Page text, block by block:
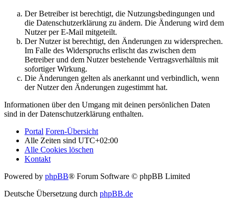
Der Betreiber ist berechtigt, die Nutzungsbedingungen und
die Datenschutzerklärung zu ändern. Die Änderung wird dem
Nutzer per E-Mail mitgeteilt.
Der Nutzer ist berechtigt, den Änderungen zu widersprechen.
Im Falle des Widerspruchs erlischt das zwischen dem
Betreiber und dem Nutzer bestehende Vertragsverhältnis mit
sofortiger Wirkung.
Die Änderungen gelten als anerkannt und verbindlich, wenn
der Nutzer den Änderungen zugestimmt hat.
Informationen über den Umgang mit deinen persönlichen Daten
sind in der Datenschutzerklärung enthalten.
Portal Foren-Übersicht
Alle Zeiten sind UTC+02:00
Alle Cookies löschen
Kontakt
Powered by phpBB® Forum Software © phpBB Limited
Deutsche Übersetzung durch phpBB.de